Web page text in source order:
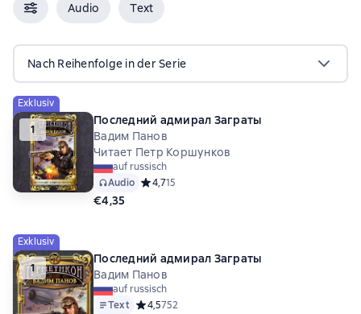
Audio Text
Nach Reihenfolge in der Serie
Exklusiv
1
Последний адмирал Заграты
Вадим Панов
Читает Петр Коршунков
auf russisch
Audio Средний рейтинг 4,7 на основе 15 оценок
4,715
€4,35
Exklusiv
1
Последний адмирал Заграты
Вадим Панов
auf russisch
Text Средний рейтинг 4,5 на основе 752 оценок
4,5752